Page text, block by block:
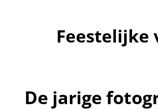
Feestelijke
De jarige